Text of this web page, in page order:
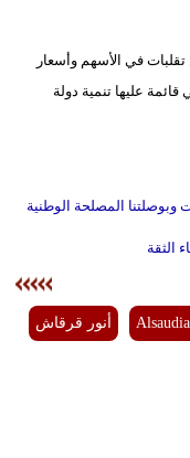
في الأسهم وأسعار
عليها تنمية دولة
وبوصلتنا المصلحة الوطنية
الثقة
أنور قرقاش